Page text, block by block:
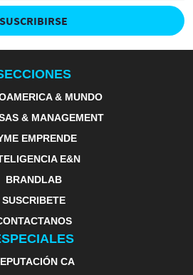
SUSCRIBIRSE
& MUNDO
& MANAGEMENT
EMPRENDE
E&N
BRANDLAB
SUSCRIBETE
CA